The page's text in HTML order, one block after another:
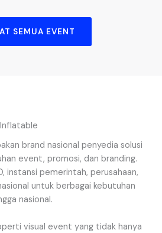
SEMUA EVENT
brand nasional penyedia solusi
event, promosi, dan branding.
instansi pemerintah, perusahaan,
untuk berbagai kebutuhan
nasional.
visual event yang tidak hanya